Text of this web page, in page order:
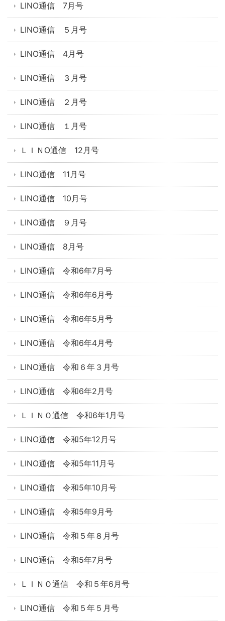
LINO通信 7月号
LINO通信 ５月号
LINO通信 4月号
LINO通信 ３月号
LINO通信 ２月号
LINO通信 １月号
ＬＩＮO通信 12月号
LINO通信 11月号
LINO通信 10月号
LINO通信 ９月号
LINO通信 8月号
LINO通信 令和6年7月号
LINO通信 令和6年6月号
LINO通信 令和6年5月号
LINO通信 令和6年4月号
LINO通信 令和６年３月号
LINO通信 令和6年2月号
ＬＩＮＯ通信 令和6年1月号
LINO通信 令和5年12月号
LINO通信 令和5年11月号
LINO通信 令和5年10月号
LINO通信 令和5年9月号
LINO通信 令和５年８月号
LINO通信 令和5年7月号
ＬＩＮＯ通信 令和５年6月号
LINO通信 令和５年５月号